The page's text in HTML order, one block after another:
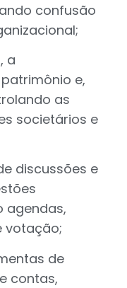
confusão
a
e,
as
societários e
discussões e
agendas,
votação;
de
contas,